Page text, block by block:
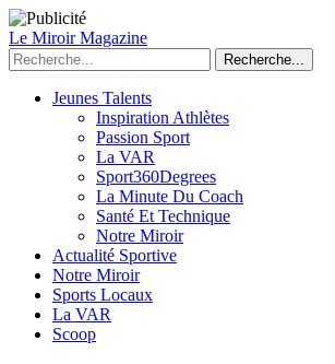
Le Miroir Magazine
Recherche...
Jeunes Talents
Inspiration Athlètes
Passion Sport
La VAR
Sport360Degrees
La Minute Du Coach
Santé Et Technique
Notre Miroir
Actualité Sportive
Notre Miroir
Sports Locaux
La VAR
Scoop